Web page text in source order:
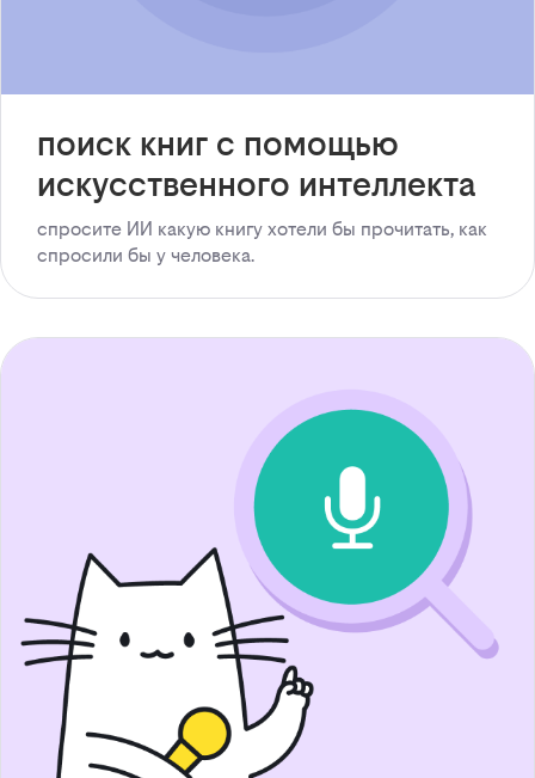
поиск книг с помощью
искусственного интеллекта
спросите ИИ какую книгу хотели бы прочитать, как
спросили бы у человека.